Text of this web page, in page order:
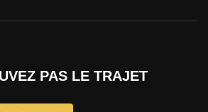
PAS LE TRAJET